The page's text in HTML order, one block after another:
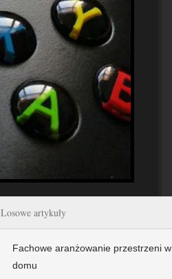
Losowe artykuły
Fachowe aranżowanie przestrzeni w
domu